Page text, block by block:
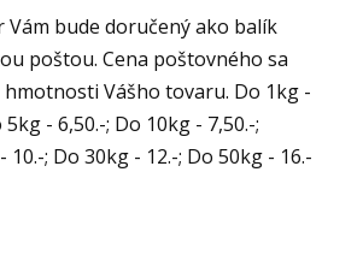
Vám bude doručený ako balík
poštou. Cena poštovného sa
hmotnosti Vášho tovaru. Do 1kg -
5kg - 6,50.-; Do 10kg - 7,50.-;
10.-; Do 30kg - 12.-; Do 50kg - 16.-